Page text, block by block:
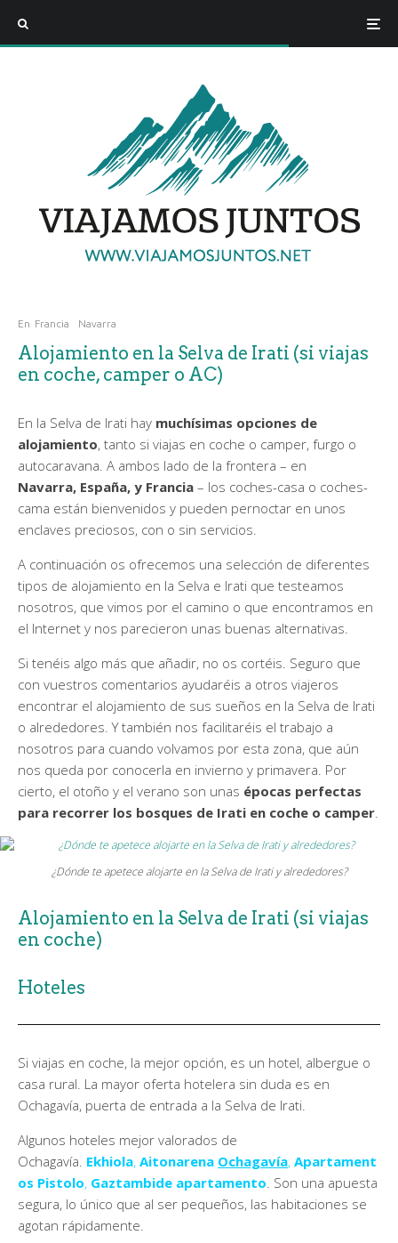
En Francia Navarra
Alojamiento en la Selva de Irati (si viajas
en coche, camper o AC)
En la Selva de Irati hay muchísimas opciones de
alojamiento, tanto si viajas en coche o camper, furgo o
autocaravana. A ambos lado de la frontera – en
Navarra, España, y Francia – los coches-casa o coches-
cama están bienvenidos y pueden pernoctar en unos
enclaves preciosos, con o sin servicios.
A continuación os ofrecemos una selección de diferentes
tipos de alojamiento en la Selva e Irati que testeamos
nosotros, que vimos por el camino o que encontramos en
el Internet y nos parecieron unas buenas alternativas.
Si tenéis algo más que añadir, no os cortéis. Seguro que
con vuestros comentarios ayudaréis a otros viajeros
encontrar el alojamiento de sus sueños en la Selva de Irati
o alrededores. Y también nos facilitaréis el trabajo a
nosotros para cuando volvamos por esta zona, que aún
nos queda por conocerla en invierno y primavera. Por
cierto, el otoño y el verano son unas épocas perfectas
para recorrer los bosques de Irati en coche o camper.
¿Dónde te apetece alojarte en la Selva de Irati y alrededores?
Alojamiento en la Selva de Irati (si viajas
en coche)
Hoteles
Si viajas en coche, la mejor opción, es un hotel, albergue o
casa rural. La mayor oferta hotelera sin duda es en
Ochagavía, puerta de entrada a la Selva de Irati.
Algunos hoteles mejor valorados de
Ochagavía. Ekhiola, Aitonarena Ochagavía, Apartament
os Pistolo, Gaztambide apartamento . Son una apuesta
segura, lo único que al ser pequeños, las habitaciones se
agotan rápidamente.